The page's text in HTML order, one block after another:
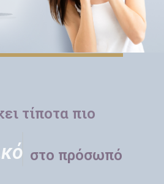
τίποτα πιο
κό στο πρόσωπό